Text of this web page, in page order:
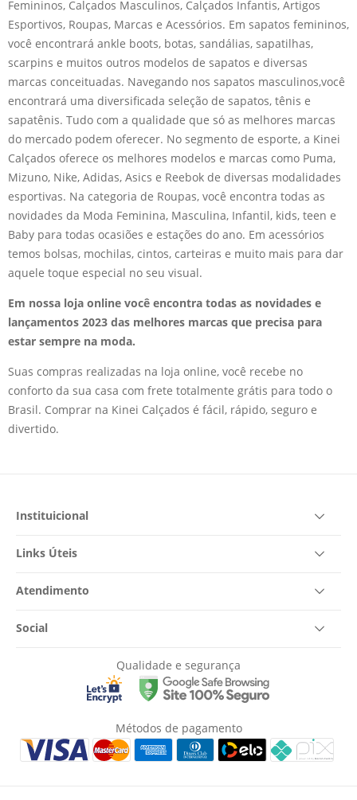
Femininos, Calçados Masculinos, Calçados Infantis, Artigos
Esportivos, Roupas, Marcas e Acessórios. Em sapatos femininos,
você encontrará ankle boots, botas, sandálias, sapatilhas,
scarpins e muitos outros modelos de sapatos e diversas
marcas conceituadas. Navegando nos sapatos masculinos,você
encontrará uma diversificada seleção de sapatos, tênis e
sapatênis. Tudo com a qualidade que só as melhores marcas
do mercado podem oferecer. No segmento de esporte, a Kinei
Calçados oferece os melhores modelos e marcas como Puma,
Mizuno, Nike, Adidas, Asics e Reebok de diversas modalidades
esportivas. Na categoria de Roupas, você encontra todas as
novidades da Moda Feminina, Masculina, Infantil, kids, teen e
Baby para todas ocasiões e estações do ano. Em acessórios
temos bolsas, mochilas, cintos, carteiras e muito mais para dar
aquele toque especial no seu visual.
Em nossa loja online você encontra todas as novidades e
lançamentos 2023 das melhores marcas que precisa para
estar sempre na moda.
Suas compras realizadas na loja online, você recebe no
conforto da sua casa com frete totalmente grátis para todo o
Brasil. Comprar na Kinei Calçados é fácil, rápido, seguro e
divertido.
Instituicional
Links Úteis
Atendimento
Social
Qualidade e segurança
Métodos de pagamento